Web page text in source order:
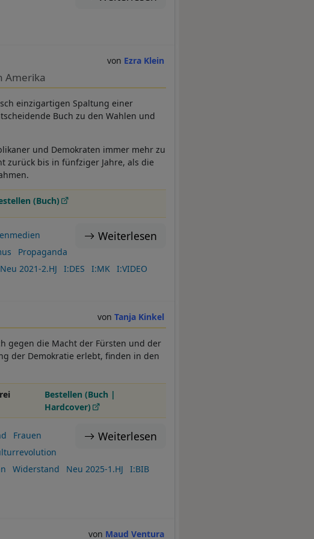
Ezra Klein
Amerika
einzigartigen Spaltung einer
Buch zu den Wahlen und
und Demokraten immer mehr zu
zurück bis in fünfziger Jahre, als die
(Buch)
Weiterlesen
Propaganda
Neu 2021-2.HJ I:DES I:MK I:VIDEO
Tanja Kinkel
gegen die Macht der Fürsten und der
der Demokratie erlebt, finden in den
Bestellen (Buch |
Hardcover)
Weiterlesen
Frauen
Widerstand Neu 2025-1.HJ
I:BIB
Maud Ventura